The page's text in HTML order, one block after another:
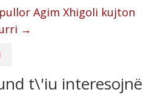
Agim Xhigoli kujton
→
t\'iu interesojnë